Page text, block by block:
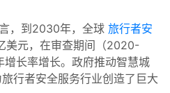
，到2030年，全球 旅行者安
美元，在审查期间（2020-
长率增长。政府推动智慧城
行者安全服务行业创造了巨大